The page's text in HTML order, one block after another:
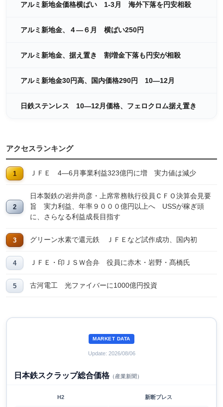
アルミ新地金価格横ばい 1-3月 海外下落を円安相殺
アルミ新地金、４―６月 横ばい250円
アルミ新地金、据え置き 割増金下落も円安が相殺
アルミ新地金30円高、国内価格290円 10―12月
日鉄ステンレス 10―12月価格、フェロクロム据え置き
アクセスランキング
ＪＦＥ 4―6月事業利益323億円に増 実力値は減少
日本製鉄の岩井尚彦・上席常務執行役員ＣＦＯ決算会見要
旨 実力利益、年率９０００億円以上へ USSが稼ぎ頭
に、さらなる利益成長目指す
グリーン水素で還元鉄 ＪＦＥなど試作成功、国内初
ＪＦＥ・印ＪＳＷ合弁 役員に赤木・岩野・髙橋氏
古河電工 光ファイバーに1000億円投資
MARKET DATA
Update: 2026/08/06
日本鉄スクラップ総合価格（産業新聞）
H2 新断プレス